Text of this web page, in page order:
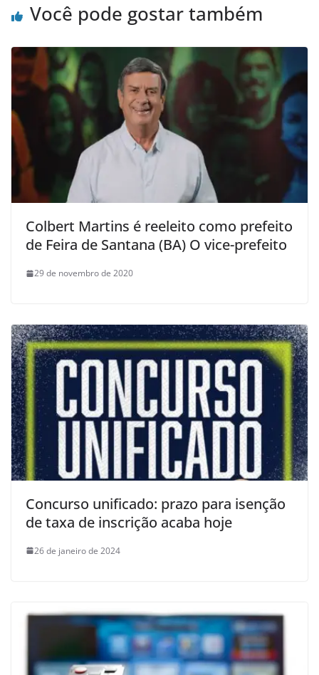
Você pode gostar também
Colbert Martins é reeleito como prefeito
de Feira de Santana (BA) O vice-prefeito
29 de novembro de 2020
Concurso unificado: prazo para isenção
de taxa de inscrição acaba hoje
26 de janeiro de 2024